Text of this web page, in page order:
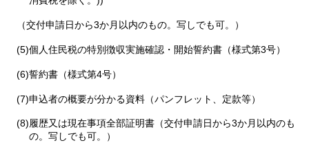
（交付申請日から3か月以内のもの。写しでも可。）
(5)個人住民税の特別徴収実施確認・開始誓約書（様式第3号）
(6)誓約書（様式第4号）
(7)申込者の概要が分かる資料（パンフレット、定款等）
(8)履歴又は現在事項全部証明書（交付申請日から3か月以内のも
の。写しでも可。）